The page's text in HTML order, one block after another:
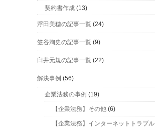
契約書作成 (13)
浮田美穂の記事一覧 (24)
笠谷洵史の記事一覧 (9)
臼井元規の記事一覧 (22)
解決事例 (56)
企業法務の事例 (19)
【企業法務】その他 (6)
【企業法務】インターネットトラブル